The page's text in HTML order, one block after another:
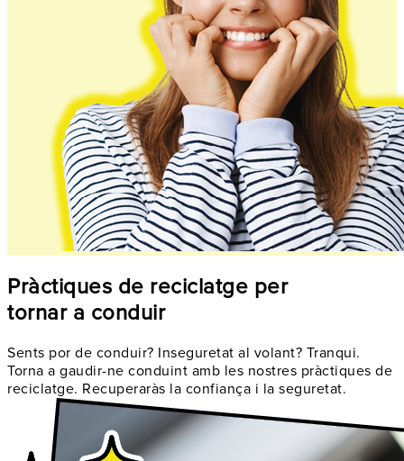
Pràctiques de reciclatge per
tornar a conduir
Sents por de conduir? Inseguretat al volant? Tranqui.
Torna a gaudir-ne conduint amb les nostres pràctiques de
reciclatge. Recuperaràs la confiança i la seguretat.